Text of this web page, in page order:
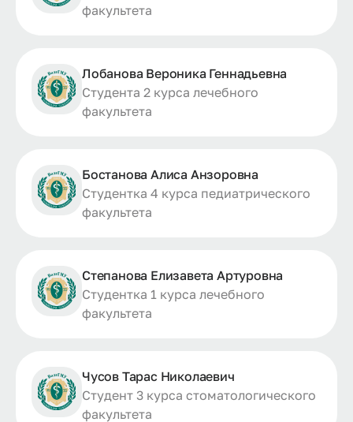
факультета
Лобанова Вероника Геннадьевна
Студента 2 курса лечебного
факультета
Бостанова Алиса Анзоровна
Студентка 4 курса педиатрического
факультета
Степанова Елизавета Артуровна
Студентка 1 курса лечебного
факультета
Чусов Тарас Николаевич
Студент 3 курса стоматологического
факультета